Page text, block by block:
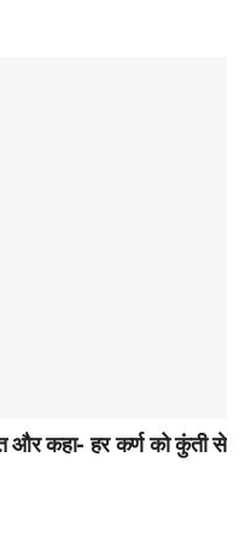
और कहा- हर कर्ण को कुंती से